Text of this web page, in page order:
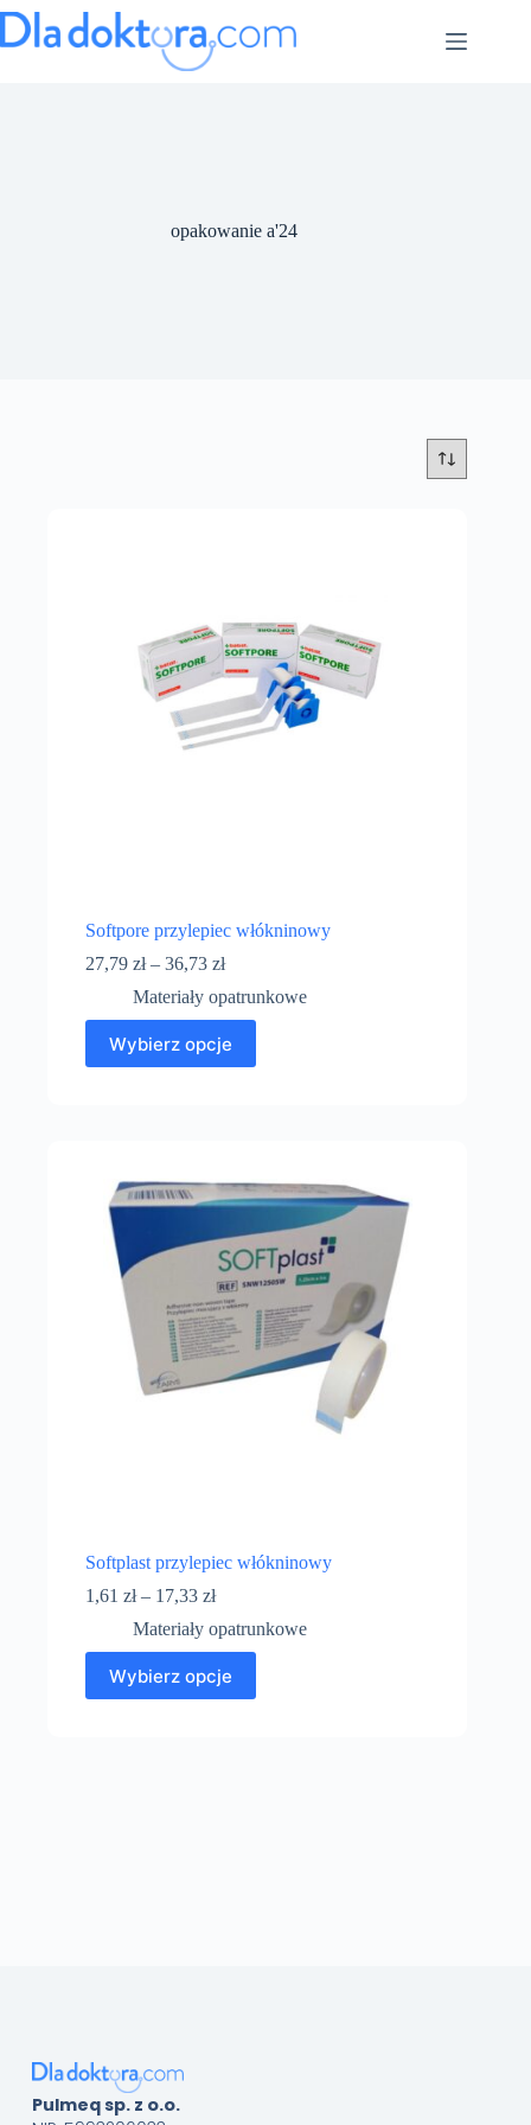
opakowanie a'24
Softpore przylepiec włókninowy
27,79 zł – 36,73 zł
Materiały opatrunkowe
Wybierz opcje
Softplast przylepiec włókninowy
1,61 zł – 17,33 zł
Materiały opatrunkowe
Wybierz opcje
Pulmeq sp. z o.o.